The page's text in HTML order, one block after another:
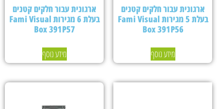
ארגונית עבור חלקים קטנים
בעלת 5 מגירות Fami Visual
Box 391P56
מידע נוסף
ארגונית עבור חלקים קטנים
בעלת 6 מגירות Fami Visual
Box 391P57
מידע נוסף